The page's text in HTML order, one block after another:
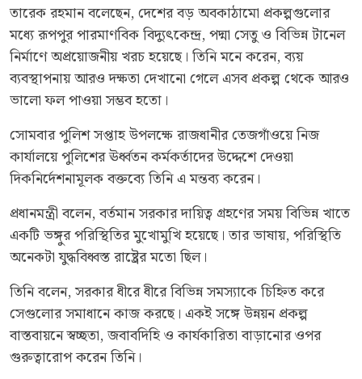
তারেক রহমান বলেছেন, দেশের বড় অবকাঠামো প্রকল্পগুলোর
মধ্যে রূপপুর পারমাণবিক বিদ্যুৎকেন্দ্র, পদ্মা সেতু ও বিভিন্ন টানেল
নির্মাণে অপ্রয়োজনীয় খরচ হয়েছে। তিনি মনে করেন, ব্যয়
ব্যবস্থাপনায় আরও দক্ষতা দেখানো গেলে এসব প্রকল্প থেকে আরও
ভালো ফল পাওয়া সম্ভব হতো।
সোমবার পুলিশ সপ্তাহ উপলক্ষে রাজধানীর তেজগাঁওয়ে নিজ
কার্যালয়ে পুলিশের ঊর্ধ্বতন কর্মকর্তাদের উদ্দেশে দেওয়া
দিকনির্দেশনামূলক বক্তব্যে তিনি এ মন্তব্য করেন।
প্রধানমন্ত্রী বলেন, বর্তমান সরকার দায়িত্ব গ্রহণের সময় বিভিন্ন খাতে
একটি ভঙ্গুর পরিস্থিতির মুখোমুখি হয়েছে। তার ভাষায়, পরিস্থিতি
অনেকটা যুদ্ধবিধ্বস্ত রাষ্ট্রের মতো ছিল।
তিনি বলেন, সরকার ধীরে ধীরে বিভিন্ন সমস্যাকে চিহ্নিত করে
সেগুলোর সমাধানে কাজ করছে। একই সঙ্গে উন্নয়ন প্রকল্প
বাস্তবায়নে স্বচ্ছতা, জবাবদিহি ও কার্যকারিতা বাড়ানোর ওপর
গুরুত্বারোপ করেন তিনি।